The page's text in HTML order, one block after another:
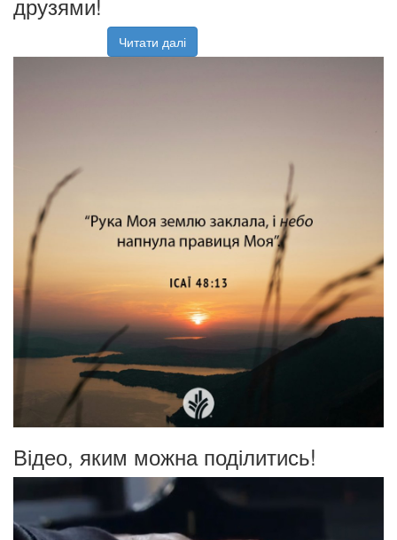
Читати далі
Відео, яким можна поділитись!